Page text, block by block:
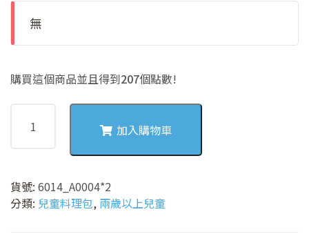
無
購買這個商品並且得到207個點數!
燴
料
加入購物車
貨號: 6014_A0004*2
分類: 兒童料理包, 兩歲以上兒童